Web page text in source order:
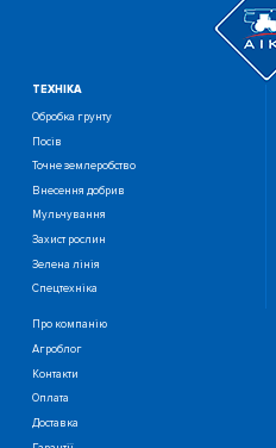
ТЕХНIКА
Обробка грунту
Посiв
Точне землеробство
Внесення добрив
Мульчування
Захист рослин
Зелена лінія
Спецтехніка
Про компанію
Агроблог
Контакти
Оплата
Доставка